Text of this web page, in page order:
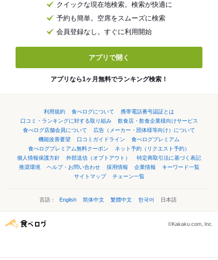
クイックな現在地検索。検索が快適に
予約も簡単。空席をスムーズに検索
会員登録なし。すぐに利用開始
アプリで開く
アプリなら1ヶ月無料でランキング検索！
利用規約 食べログについて
携帯電話番号認証とは
口コミ・ランキングに対する取り組み
飲食店・飲食企業様向けサービス
食べログ店舗会員について
広告（メーカー・団体様等向け）について
機能改善要望
口コミガイドライン
食べログプレミアム
食べログプレミアム無料クーポン
ネット予約（リクエスト予約）
個人情報保護方針
外部送信（オプトアウト）
特定商取引法に基づく表記
推奨環境
ヘルプ・お問い合わせ 採用情報 企業情報
キーワード一覧
サイトマップ
チェーン一覧
言語： English 简体中文 繁體中文 한국어 日本語
©Kakaku.com, Inc.